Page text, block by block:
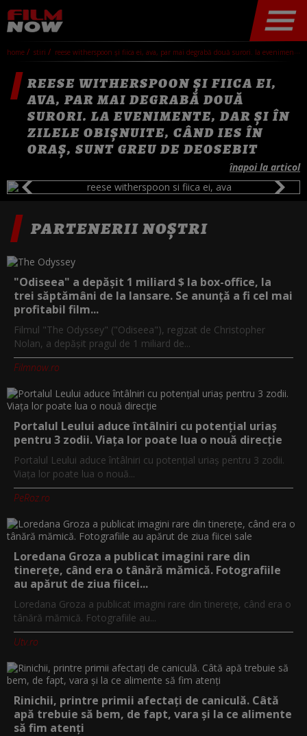
home stiri reese witherspoon și fiica ei, ava, par mai degrabă două surori. la evenimente, dar și în zilele obișnuite, când ies în oraș, sunt greu de deosebit
REESE WITHERSPOON ȘI FIICA EI,
AVA, PAR MAI DEGRABĂ DOUĂ
SURORI. LA EVENIMENTE, DAR ȘI ÎN
ZILELE OBIȘNUITE, CÂND IES ÎN
ORAȘ, SUNT GREU DE DEOSEBIT
înapoi la articol
PARTENERII NOȘTRI
"Odiseea" a depășit 1 miliard $ la box-office, la
trei săptămâni de la lansare. Se anunță a fi cel mai
profitabil film...
Filmul "The Odyssey" ("Odiseea"), regizat de Christopher
Nolan, a depăşit pragul de 1 miliard de...
Filmnow.ro
Portalul Leului aduce întâlniri cu potențial uriaș
pentru 3 zodii. Viața lor poate lua o nouă direcție
Portalul Leului aduce întâlniri cu potențial uriaș pentru 3 zodii.
Viața lor poate lua o nouă...
PeRoz.ro
Loredana Groza a publicat imagini rare din
tinerețe, când era o tânără mămică. Fotografiile
au apărut de ziua fiicei...
Loredana Groza a publicat imagini rare din tinerețe, când era o
tânără mămică. Fotografiile au...
Utv.ro
Rinichii, printre primii afectați de caniculă. Câtă
apă trebuie să bem, de fapt, vara și la ce alimente
să fim atenți